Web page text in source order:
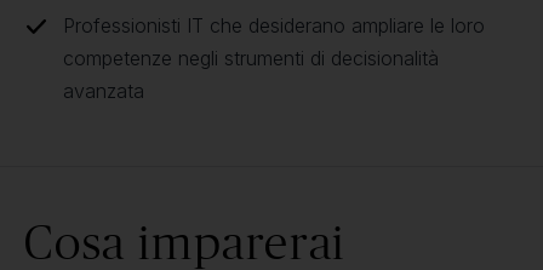
Professionisti IT che desiderano ampliare le loro
competenze negli strumenti di decisionalità
avanzata
Cosa imparerai